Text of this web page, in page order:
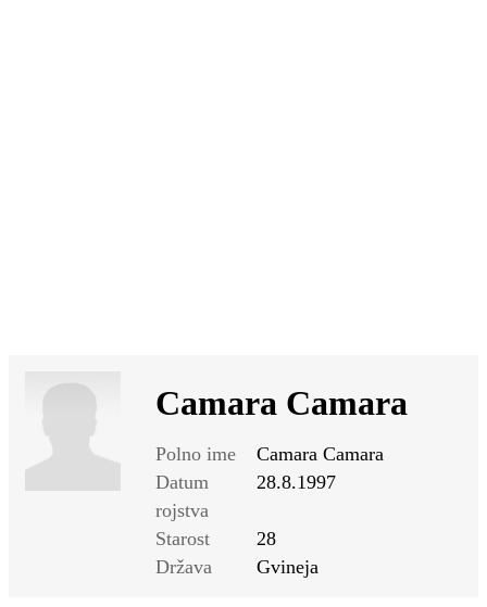
Camara Camara
Polno ime
Camara Camara
Datum
rojstva
28.8.1997
Starost
28
Država
Gvineja